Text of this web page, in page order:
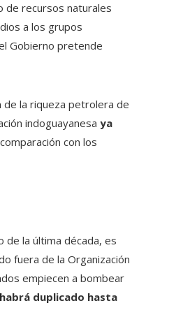
de recursos naturales
a los grupos
Gobierno pretende
de la riqueza petrolera de
indoguayanesa ya
con los
de la última década, es
fuera de la Organización
empiecen a bombear
duplicado hasta